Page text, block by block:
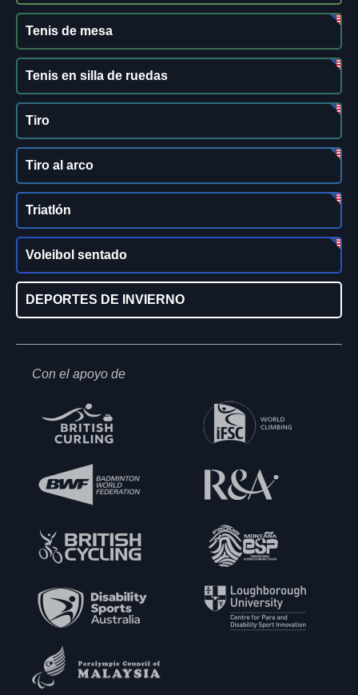
Tenis de mesa
Tenis en silla de ruedas
Tiro
Tiro al arco
Triatlón
Voleibol sentado
DEPORTES DE INVIERNO
Con el apoyo de